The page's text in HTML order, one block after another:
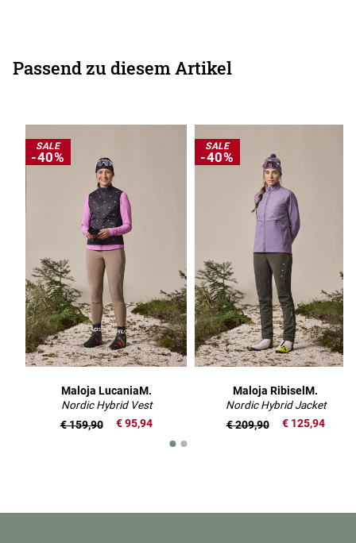
Passend zu diesem Artikel
SALE
-40%
Maloja LucaniaM.
Nordic Hybrid Vest
€ 95,94
€ 159,90
SALE
-40%
Maloja RibiselM.
Nordic Hybrid Jacket
€ 125,94
€ 209,90